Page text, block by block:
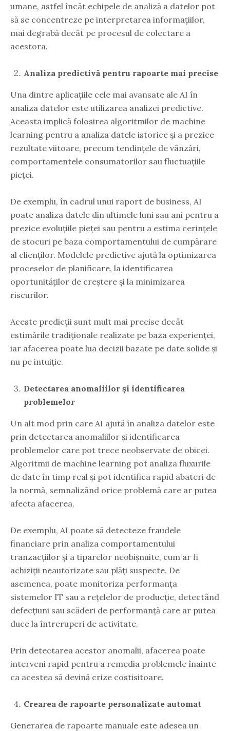
umane, astfel încât echipele de analiză a datelor pot
să se concentreze pe interpretarea informațiilor,
mai degrabă decât pe procesul de colectare a
acestora.
Analiza predictivă pentru rapoarte mai precise
Una dintre aplicațiile cele mai avansate ale AI în
analiza datelor este utilizarea analizei predictive.
Aceasta implică folosirea algoritmilor de machine
learning pentru a analiza datele istorice și a prezice
rezultate viitoare, precum tendințele de vânzări,
comportamentele consumatorilor sau fluctuațiile
pieței.
De exemplu, în cadrul unui raport de business, AI
poate analiza datele din ultimele luni sau ani pentru a
prezice evoluțiile pieței sau pentru a estima cerințele
de stocuri pe baza comportamentului de cumpărare
al clienților. Modelele predictive ajută la optimizarea
proceselor de planificare, la identificarea
oportunităților de creștere și la minimizarea
riscurilor.
Aceste predicții sunt mult mai precise decât
estimările tradiționale realizate pe baza experienței,
iar afacerea poate lua decizii bazate pe date solide și
nu pe intuiție.
Detectarea anomaliilor și identificarea
problemelor
Un alt mod prin care AI ajută în analiza datelor este
prin detectarea anomaliilor și identificarea
problemelor care pot trece neobservate de obicei.
Algoritmii de machine learning pot analiza fluxurile
de date în timp real și pot identifica rapid abateri de
la normă, semnalizând orice problemă care ar putea
afecta afacerea.
De exemplu, AI poate să detecteze fraudele
financiare prin analiza comportamentului
tranzacțiilor și a tiparelor neobișnuite, cum ar fi
achiziții neautorizate sau plăți suspecte. De
asemenea, poate monitoriza performanța
sistemelor IT sau a rețelelor de producție, detectând
defecțiuni sau scăderi de performanță care ar putea
duce la întreruperi de activitate.
Prin detectarea acestor anomalii, afacerea poate
interveni rapid pentru a remedia problemele înainte
ca acestea să devină crize costisitoare.
Crearea de rapoarte personalizate automat
Generarea de rapoarte manuale este adesea un